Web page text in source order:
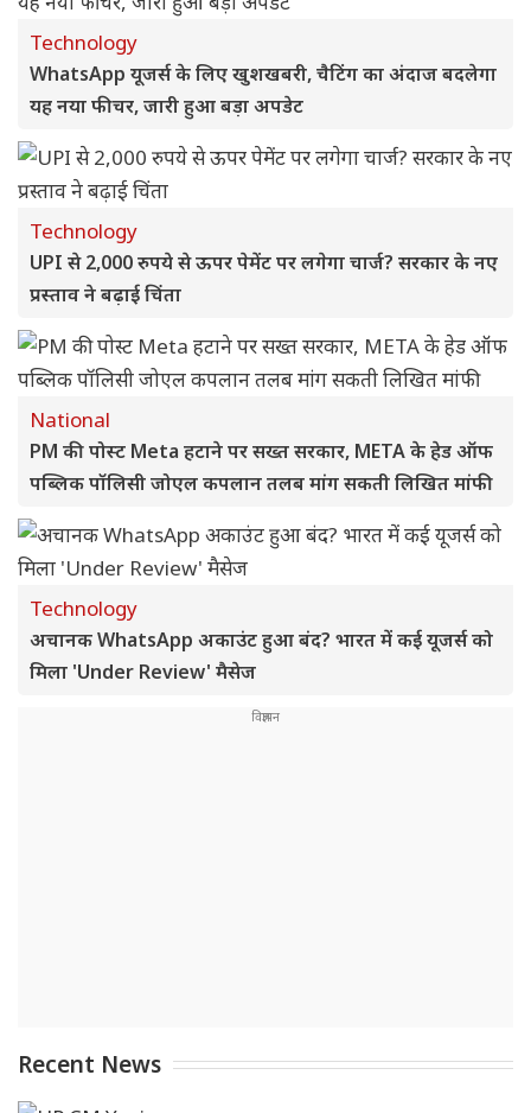
Technology
WhatsApp यूजर्स के लिए खुशखबरी, चैटिंग का अंदाज बदलेगा
यह नया फीचर, जारी हुआ बड़ा अपडेट
Technology
UPI से 2,000 रुपये से ऊपर पेमेंट पर लगेगा चार्ज? सरकार के नए
प्रस्ताव ने बढ़ाई चिंता
National
PM की पोस्ट Meta हटाने पर सख्त सरकार, META के हेड ऑफ
पब्लिक पॉलिसी जोएल कपलान तलब मांग सकती लिखित मांफी
Technology
अचानक WhatsApp अकाउंट हुआ बंद? भारत में कई यूजर्स को
मिला 'Under Review' मैसेज
Recent News